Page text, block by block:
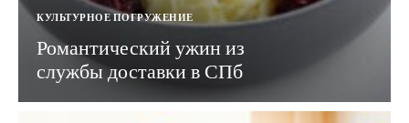
КУЛЬТУРНОЕ ПОГРУЖЕНИЕ
Романтический ужин из
службы доставки в СПб